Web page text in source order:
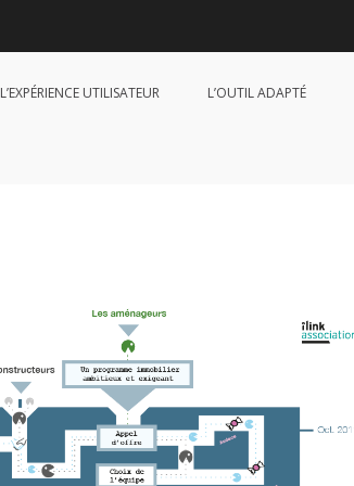
L’EXPÉRIENCE UTILISATEUR L’OUTIL ADAPTÉ